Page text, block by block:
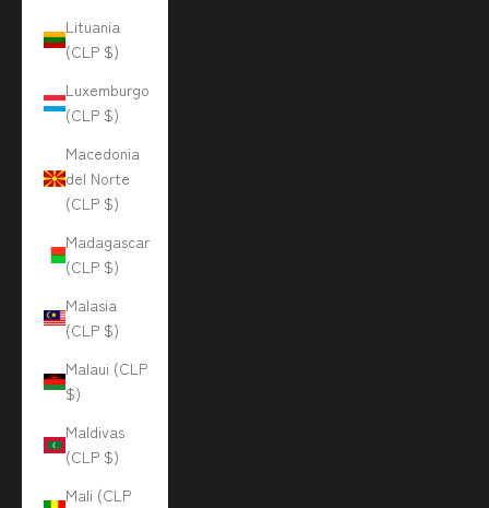
Lituania
(CLP $)
Luxemburgo
(CLP $)
Macedonia
del Norte
(CLP $)
Madagascar
(CLP $)
Malasia
(CLP $)
Malaui (CLP
$)
Maldivas
(CLP $)
Mali (CLP